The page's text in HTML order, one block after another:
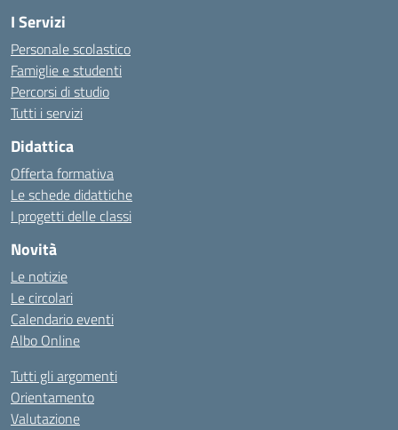
I Servizi
Personale scolastico
Famiglie e studenti
Percorsi di studio
Tutti i servizi
Didattica
Offerta formativa
Le schede didattiche
I progetti delle classi
Novità
Le notizie
Le circolari
Calendario eventi
Albo Online
Tutti gli argomenti
Orientamento
Valutazione